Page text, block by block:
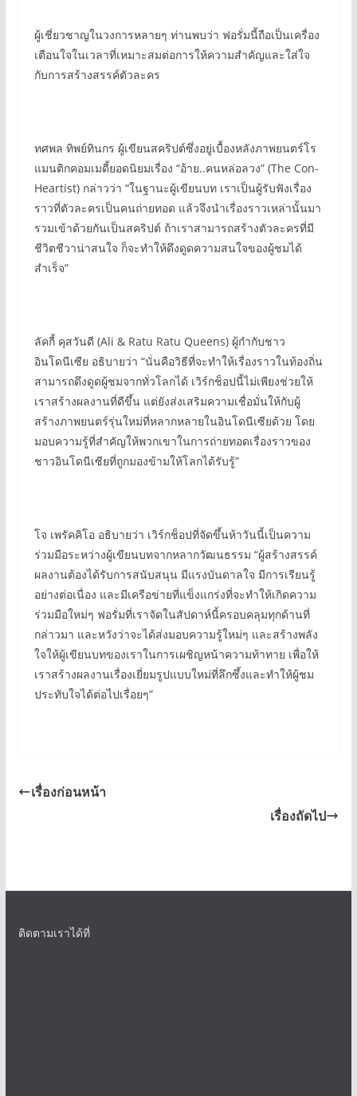
ผู้เชี่ยวชาญในวงการหลายๆ ท่านพบว่า ฟอรั่มนี้ถือเป็นเครื่อง
เตือนใจในเวลาที่เหมาะสมต่อการให้ความสำคัญและใส่ใจ
กับการสร้างสรรค์ตัวละคร
ทศพล ทิพย์ทินกร ผู้เขียนสคริปต์ซึ่งอยู่เบื้องหลังภาพยนตร์โร
แมนติกคอมเมดี้ยอดนิยมเรื่อง “อ้าย..คนหล่อลวง” (The Con-
Heartist) กล่าวว่า “ในฐานะผู้เขียนบท เราเป็นผู้รับฟังเรื่อง
ราวที่ตัวละครเป็นคนถ่ายทอด แล้วจึงนำเรื่องราวเหล่านั้นมา
รวมเข้าด้วยกันเป็นสคริปต์ ถ้าเราสามารถสร้างตัวละครที่มี
ชีวิตชีวาน่าสนใจ ก็จะทำให้ดึงดูดความสนใจของผู้ชมได้
สำเร็จ”
ลัคกี้ คุสวันดี (Ali & Ratu Ratu Queens) ผู้กำกับชาว
อินโดนีเซีย อธิบายว่า “นั่นคือวิธีที่จะทำให้เรื่องราวในท้องถิ่น
สามารถดึงดูดผู้ชมจากทั่วโลกได้ เวิร์กช็อปนี้ไม่เพียงช่วยให้
เราสร้างผลงานที่ดีขึ้น แต่ยังส่งเสริมความเชื่อมั่นให้กับผู้
สร้างภาพยนตร์รุ่นใหม่ที่หลากหลายในอินโดนีเซียด้วย โดย
มอบความรู้ที่สำคัญให้พวกเขาในการถ่ายทอดเรื่องราวของ
ชาวอินโดนีเซียที่ถูกมองข้ามให้โลกได้รับรู้”
โจ เพรัคคิโอ อธิบายว่า เวิร์กช็อปที่จัดขึ้นห้าวันนี้เป็นความ
ร่วมมือระหว่างผู้เขียนบทจากหลากวัฒนธรรม “ผู้สร้างสรรค์
ผลงานต้องได้รับการสนับสนุน มีแรงบันดาลใจ มีการเรียนรู้
อย่างต่อเนื่อง และมีเครือข่ายที่แข็งแกร่งที่จะทำให้เกิดความ
ร่วมมือใหม่ๆ ฟอรั่มที่เราจัดในสัปดาห์นี้ครอบคลุมทุกด้านที่
กล่าวมา และหวังว่าจะได้ส่งมอบความรู้ใหม่ๆ และสร้างพลัง
ใจให้ผู้เขียนบทของเราในการเผชิญหน้าความท้าทาย เพื่อให้
เราสร้างผลงานเรื่องเยี่ยมรูปแบบใหม่ที่ลึกซึ้งและทำให้ผู้ชม
ประทับใจได้ต่อไปเรื่อยๆ”
เรื่องก่อนหน้า
เรื่องถัดไป
ติดตามเราได้ที่